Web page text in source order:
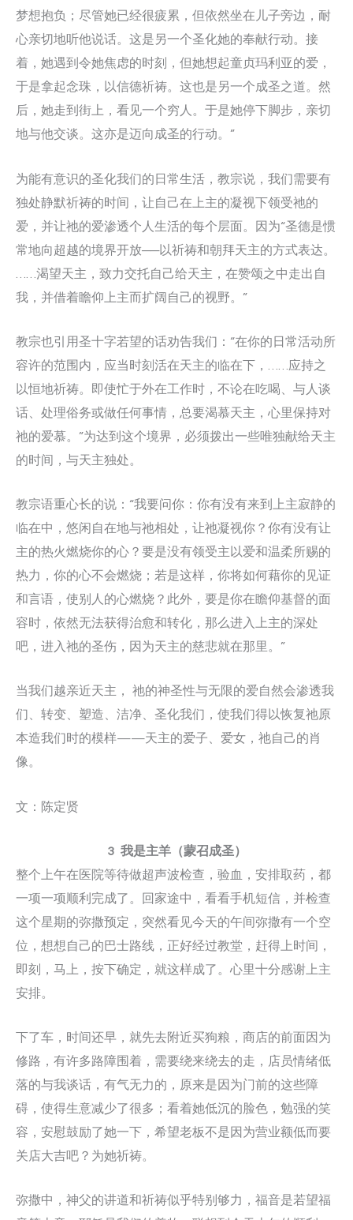
梦想抱负；尽管她已经很疲累，但依然坐在儿子旁边，耐
心亲切地听他说话。这是另一个圣化她的奉献行动。接
着，她遇到令她焦虑的时刻，但她想起童贞玛利亚的爱，
于是拿起念珠，以信德祈祷。这也是另一个成圣之道。然
后，她走到街上，看见一个穷人。于是她停下脚步，亲切
地与他交谈。这亦是迈向成圣的行动。”
为能有意识的圣化我们的日常生活，教宗说，我们需要有
独处静默祈祷的时间，让自己在上主的凝视下领受祂的
爱，并让祂的爱渗透个人生活的每个层面。因为“圣德是惯
常地向超越的境界开放──以祈祷和朝拜天主的方式表达。
……渴望天主，致力交托自己给天主，在赞颂之中走出自
我，并借着瞻仰上主而扩阔自己的视野。”
教宗也引用圣十字若望的话劝告我们：“在你的日常活动所
容许的范围内，应当时刻活在天主的临在下，……应持之
以恒地祈祷。即使忙于外在工作时，不论在吃喝、与人谈
话、处理俗务或做任何事情，总要渴慕天主，心里保持对
祂的爱慕。”为达到这个境界，必须拨出一些唯独献给天主
的时间，与天主独处。
教宗语重心长的说：“我要问你：你有没有来到上主寂静的
临在中，悠闲自在地与祂相处，让祂凝视你？你有没有让
主的热火燃烧你的心？要是没有领受主以爱和温柔所赐的
热力，你的心不会燃烧；若是这样，你将如何藉你的见证
和言语，使别人的心燃烧？此外，要是你在瞻仰基督的面
容时，依然无法获得治愈和转化，那么进入上主的深处
吧，进入祂的圣伤，因为天主的慈悲就在那里。”
当我们越亲近天主， 祂的神圣性与无限的爱自然会渗透我
们、转变、塑造、洁净、圣化我们，使我们得以恢复祂原
本造我们时的模样——天主的爱子、爱女，祂自己的肖
像。
文：陈定贤
3 我是主羊（蒙召成圣）
整个上午在医院等待做超声波检查，验血，安排取药，都
一项一项顺利完成了。回家途中，看看手机短信，并检查
这个星期的弥撒预定，突然看见今天的午间弥撒有一个空
位，想想自己的巴士路线，正好经过教堂，赶得上时间，
即刻，马上，按下确定，就这样成了。心里十分感谢上主
安排。
下了车，时间还早，就先去附近买狗粮，商店的前面因为
修路，有许多路障围着，需要绕来绕去的走，店员情绪低
落的与我谈话，有气无力的，原来是因为门前的这些障
碍，使得生意减少了很多；看着她低沉的脸色，勉强的笑
容，安慰鼓励了她一下，希望老板不是因为营业额低而要
关店大吉吧？为她祈祷。
弥撒中，神父的讲道和祈祷似乎特别够力，福音是若望福